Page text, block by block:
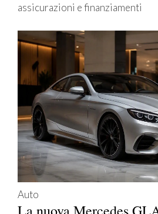
assicurazioni e finanziamenti
Auto